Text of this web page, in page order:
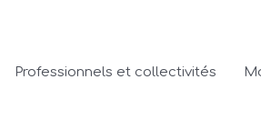
Professionnels et collectivités